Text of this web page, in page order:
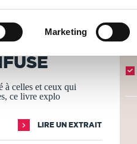
Marketing
à celles et ceux qui
ce livre explo
LIRE UN EXTRAIT